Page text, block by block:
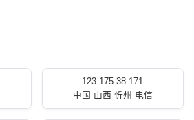
123.175.38.171
中国 山西 忻州 电信